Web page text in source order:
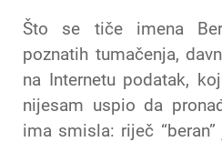
Što se tiče imena
poznatih tumačenja,
na Internetu podatak,
nijesam uspio da
ima smisla: riječ